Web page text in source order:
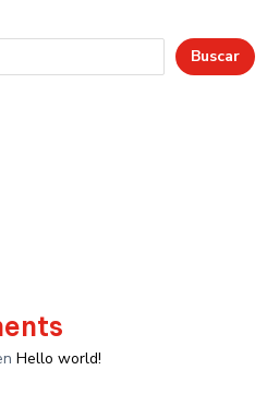
Buscar
Hello world!